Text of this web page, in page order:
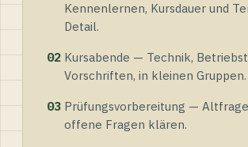
Kennenlernen, Kursdauer und
Detail.
02 Kursabende — Technik,
Vorschriften, in kleinen Gruppen.
03 Prüfungsvorbereitung —
offene Fragen klären.